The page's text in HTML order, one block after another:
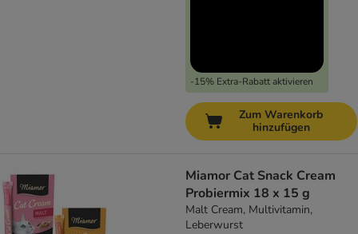
-15% Extra-Rabatt aktivieren
Zum Warenkorb
hinzufügen
Miamor Cat Snack Cream
Probiermix 18 x 15 g
Malt Cream, Multivitamin,
Leberwurst